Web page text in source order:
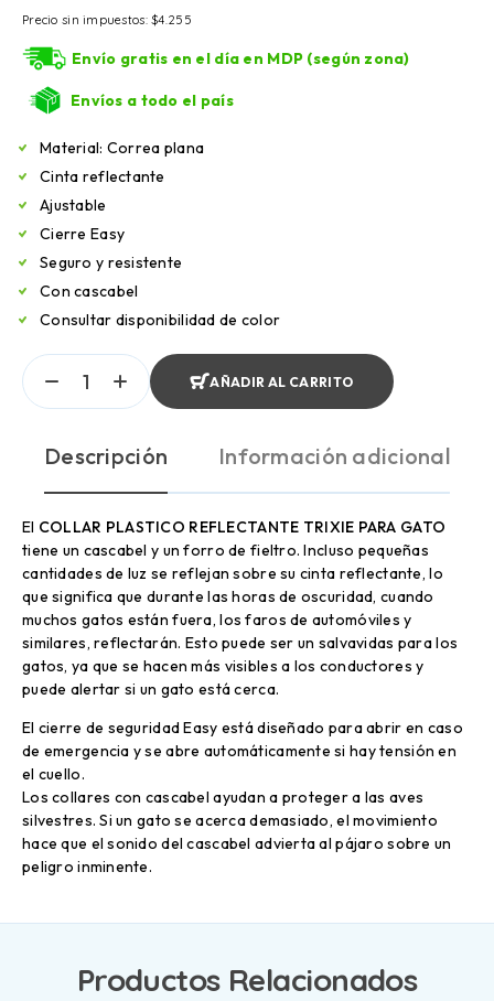
Precio sin impuestos:$4.255
Envío gratis en el día en MDP (según zona)
Envíos a todo el país
Material: Correa plana
Cinta reflectante
Ajustable
Cierre Easy
Seguro y resistente
Con cascabel
Consultar disponibilidad de color
AÑADIR AL CARRITO
Descripción Información adicional
El COLLAR PLASTICO REFLECTANTE TRIXIE PARA GATO
tiene un cascabel y un forro de fieltro. Incluso pequeñas
cantidades de luz se reflejan sobre su cinta reflectante, lo
que significa que durante las horas de oscuridad, cuando
muchos gatos están fuera, los faros de automóviles y
similares, reflectarán. Esto puede ser un salvavidas para los
gatos, ya que se hacen más visibles a los conductores y
puede alertar si un gato está cerca.
El cierre de seguridad Easy está diseñado para abrir en caso
de emergencia y se abre automáticamente si hay tensión en
el cuello.
Los collares con cascabel ayudan a proteger a las aves
silvestres. Si un gato se acerca demasiado, el movimiento
hace que el sonido del cascabel advierta al pájaro sobre un
peligro inminente.
Productos Relacionados